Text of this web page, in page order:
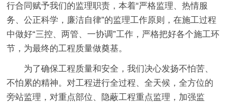
行合同赋予我们的监理职责，本着“严格监理、热情服
务、公正科学，廉洁自律”的监理工作原则，在施工过程
中做好“三控、两管、一协调”工作，严格把好各个施工环
节，为最终的工程质量做奠基。
为了确保工程质量和安全，我们决心发扬不怕苦、
不怕累的精神。对工程进行全过程、全天候，全方位的
旁站监理，对重点部位、隐蔽工程重点监理，加强监